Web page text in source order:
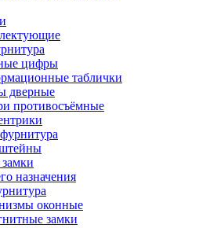
цифры
таблички
дверные
противосъёмные
назначения
оконные
замки